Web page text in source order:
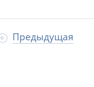
Предыдущая